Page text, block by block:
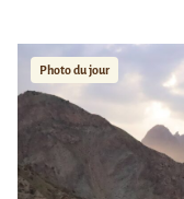
Photo du jour